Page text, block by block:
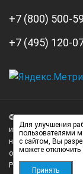
+7 (800) 500-
+7 (495) 120-
Нагорный
проезд
д.7
стр.
© 2026 А3
интернет-сайт
ни при каких
определяемой
Российской
Для улучшения
пользователями
с сайтом, Вы
можете
Принять